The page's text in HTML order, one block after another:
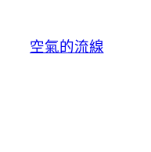
空氣的流線